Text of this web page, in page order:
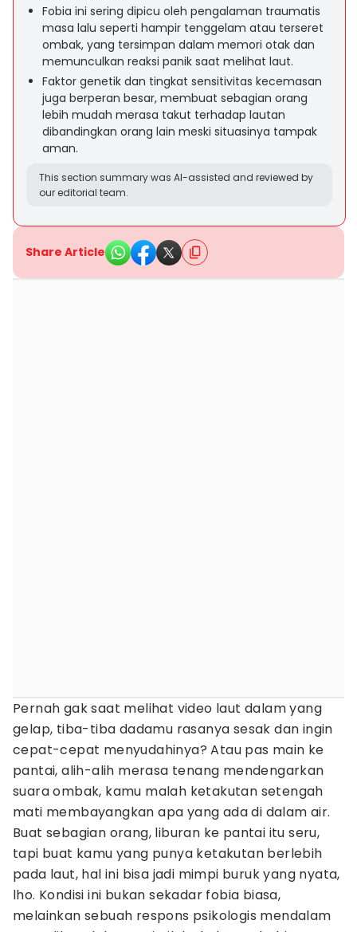
Fobia ini sering dipicu oleh pengalaman traumatis
masa lalu seperti hampir tenggelam atau terseret
ombak, yang tersimpan dalam memori otak dan
memunculkan reaksi panik saat melihat laut.
Faktor genetik dan tingkat sensitivitas kecemasan
juga berperan besar, membuat sebagian orang
lebih mudah merasa takut terhadap lautan
dibandingkan orang lain meski situasinya tampak
aman.
This section summary was AI-assisted and reviewed by
our editorial team.
Share Article
Pernah gak saat melihat video laut dalam yang
gelap, tiba-tiba dadamu rasanya sesak dan ingin
cepat-cepat menyudahinya? Atau pas main ke
pantai, alih-alih merasa tenang mendengarkan
suara ombak, kamu malah ketakutan setengah
mati membayangkan apa yang ada di dalam air.
Buat sebagian orang, liburan ke pantai itu seru,
tapi buat kamu yang punya ketakutan berlebih
pada laut, hal ini bisa jadi mimpi buruk yang nyata,
lho. Kondisi ini bukan sekadar fobia biasa,
melainkan sebuah respons psikologis mendalam